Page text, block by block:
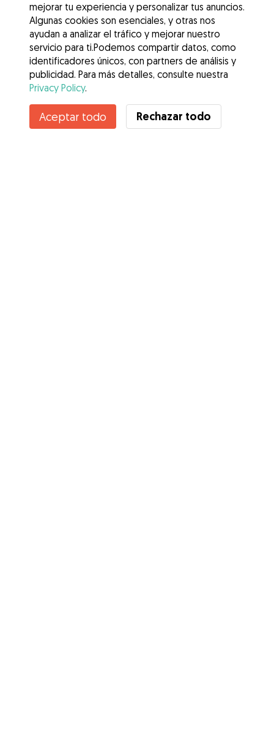
mejorar tu experiencia y personalizar tus anuncios.
Algunas cookies son esenciales, y otras nos
ayudan a analizar el tráfico y mejorar nuestro
servicio para ti.Podemos compartir datos, como
identificadores únicos, con partners de análisis y
publicidad. Para más detalles, consulte nuestra
Privacy Policy.
Aceptar todo Rechazar todo